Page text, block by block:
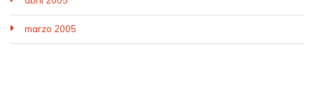
marzo 2005